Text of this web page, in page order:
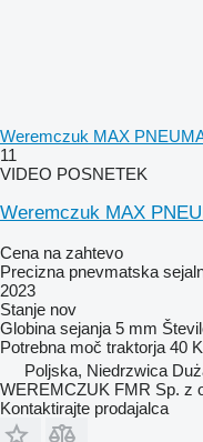
Weremczuk MAX
11
VIDEO POSNETEK
Weremczuk MAX
Cena na zahtevo
Precizna pnevmatska
2023
Stanje nov
Globina sejanja 5 mm
Potrebna moč traktorja 40
Poljska, Niedrzwica
WEREMCZUK FMR Sp. z
Kontaktirajte prodajalca